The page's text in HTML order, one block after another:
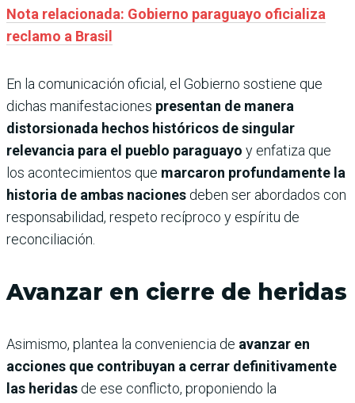
Nota relacionada: Gobierno paraguayo oficializa
reclamo a Brasil
En la comunicación oficial, el Gobierno sostiene que
dichas manifestaciones presentan de manera
distorsionada hechos históricos de singular
relevancia para el pueblo paraguayo y enfatiza que
los acontecimientos que marcaron profundamente la
historia de ambas naciones deben ser abordados con
responsabilidad, respeto recíproco y espíritu de
reconciliación.
Avanzar en cierre de heridas
Asimismo, plantea la conveniencia de avanzar en
acciones que contribuyan a cerrar definitivamente
las heridas de ese conflicto, proponiendo la